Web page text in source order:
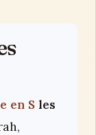
en S les